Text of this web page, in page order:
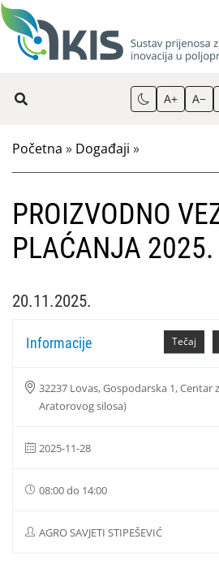
A+ A−
Početna » Događaji »
PROIZVODNO
PLAĆANJA 2025.
20.11.2025.
Tečaj
Informacije
32237 Lovas, Gospodarska 1,
Aratorovog silosa)
2025-11-28
08:00 do 14:00
AGRO SAVJETI STIPEŠEVIĆ